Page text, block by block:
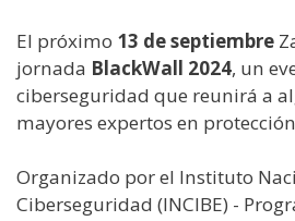
El próximo 13 de septiembre
jornada BlackWall 2024, un
ciberseguridad que reunirá a
mayores expertos en
Organizado por el Instituto
Ciberseguridad (INCIBE) -